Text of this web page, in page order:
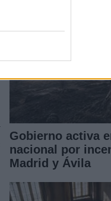
Gobierno activa
nacional por
Madrid y Ávila